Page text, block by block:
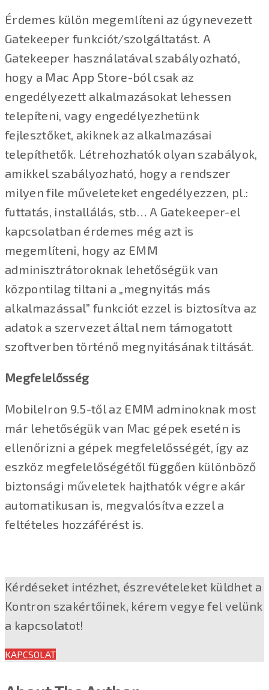
Érdemes külön megemlíteni az úgynevezett
Gatekeeper funkciót/szolgáltatást. A
Gatekeeper használatával szabályozható,
hogy a Mac App Store-ból csak az
engedélyezett alkalmazásokat lehessen
telepíteni, vagy engedélyezhetünk
fejlesztőket, akiknek az alkalmazásai
telepíthetők. Létrehozhatók olyan szabályok,
amikkel szabályozható, hogy a rendszer
milyen file műveleteket engedélyezzen, pl.:
futtatás, installálás, stb… A Gatekeeper-el
kapcsolatban érdemes még azt is
megemlíteni, hogy az EMM
adminisztrátoroknak lehetőségük van
központilag tiltani a „megnyitás más
alkalmazással” funkciót ezzel is biztosítva az
adatok a szervezet által nem támogatott
szoftverben történő megnyitásának tiltását.
Megfelelősség
MobileIron 9.5-től az EMM adminoknak most
már lehetőségük van Mac gépek esetén is
ellenőrizni a gépek megfelelősségét, így az
eszköz megfelelőségétől függően különböző
biztonsági műveletek hajthatók végre akár
automatikusan is, megvalósítva ezzel a
feltételes hozzáférést is.
Kérdéseket intézhet, észrevételeket küldhet a
Kontron szakértőinek, kérem vegye fel velünk
a kapcsolatot!
KAPCSOLAT